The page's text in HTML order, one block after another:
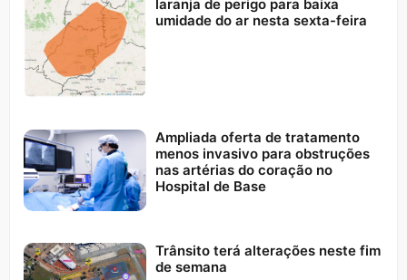
laranja de perigo para baixa
umidade do ar nesta sexta-feira
Ampliada oferta de tratamento
menos invasivo para obstruções
nas artérias do coração no
Hospital de Base
Trânsito terá alterações neste fim
de semana